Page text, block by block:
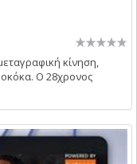
κίνηση,
Ο 28χρονος